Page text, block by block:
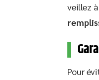
veillez
Pour